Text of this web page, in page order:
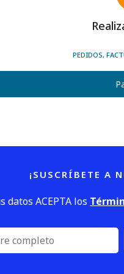
PEDIDOS,
¡SUSCRÍBETE A
datos ACEPTA los